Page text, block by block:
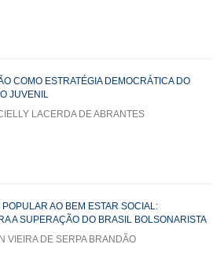
COMO ESTRATÉGIA DEMOCRÁTICA DO
JUVENIL
LACERDA DE ABRANTES
AO BEM ESTAR SOCIAL:
A SUPERAÇÃO DO BRASIL BOLSONARISTA
VIEIRA DE SERPA BRANDÃO